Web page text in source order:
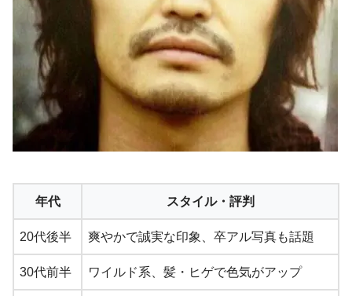
年代 スタイル・評判
20代後半 爽やかで誠実な印象、卒アル写真も話題
30代前半 ワイルド系、髪・ヒゲで色気がアップ